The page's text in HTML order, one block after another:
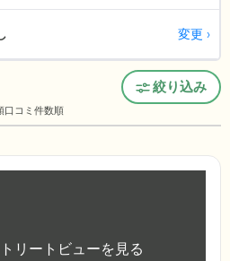
変更
絞り込み
口コミ件数順